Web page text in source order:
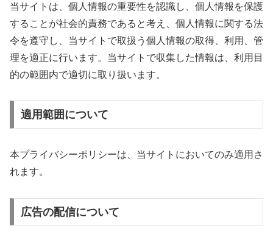
当サイトは、個人情報の重要性を認識し、個人情報を保護
することが社会的責務であると考え、個人情報に関する法
令を遵守し、当サイトで取扱う個人情報の取得、利用、管
理を適正に行います。当サイトで収集した情報は、利用目
的の範囲内で適切に取り扱います。
適用範囲について
本プライバシーポリシーは、当サイトにおいてのみ適用さ
れます。
広告の配信について